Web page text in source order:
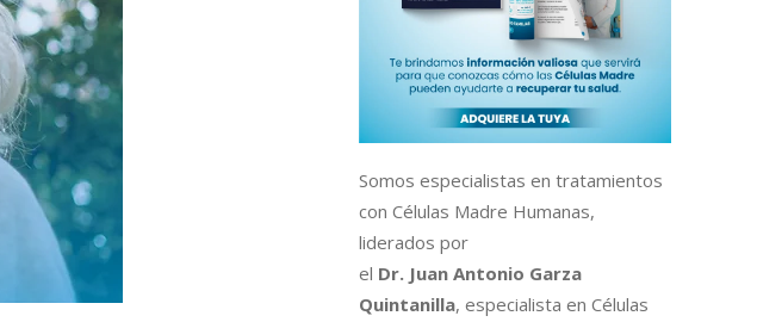
Somos especialistas en tratamientos
con Células Madre Humanas,
liderados por
el Dr. Juan Antonio Garza
Quintanilla, especialista en Células